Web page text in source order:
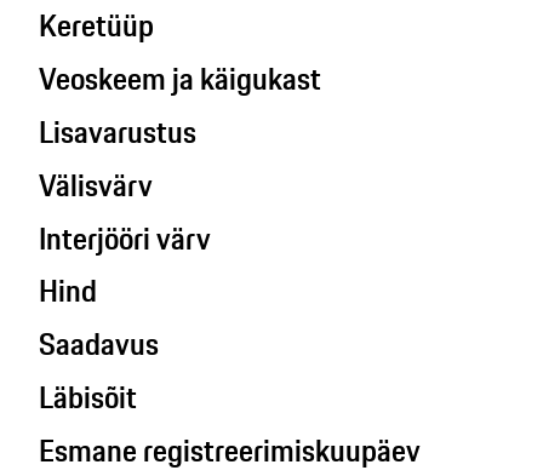
Keretüüp
Veoskeem ja käigukast
Lisavarustus
Välisvärv
Interjööri värv
Hind
Saadavus
Läbisõit
Esmane registreerimiskuupäev